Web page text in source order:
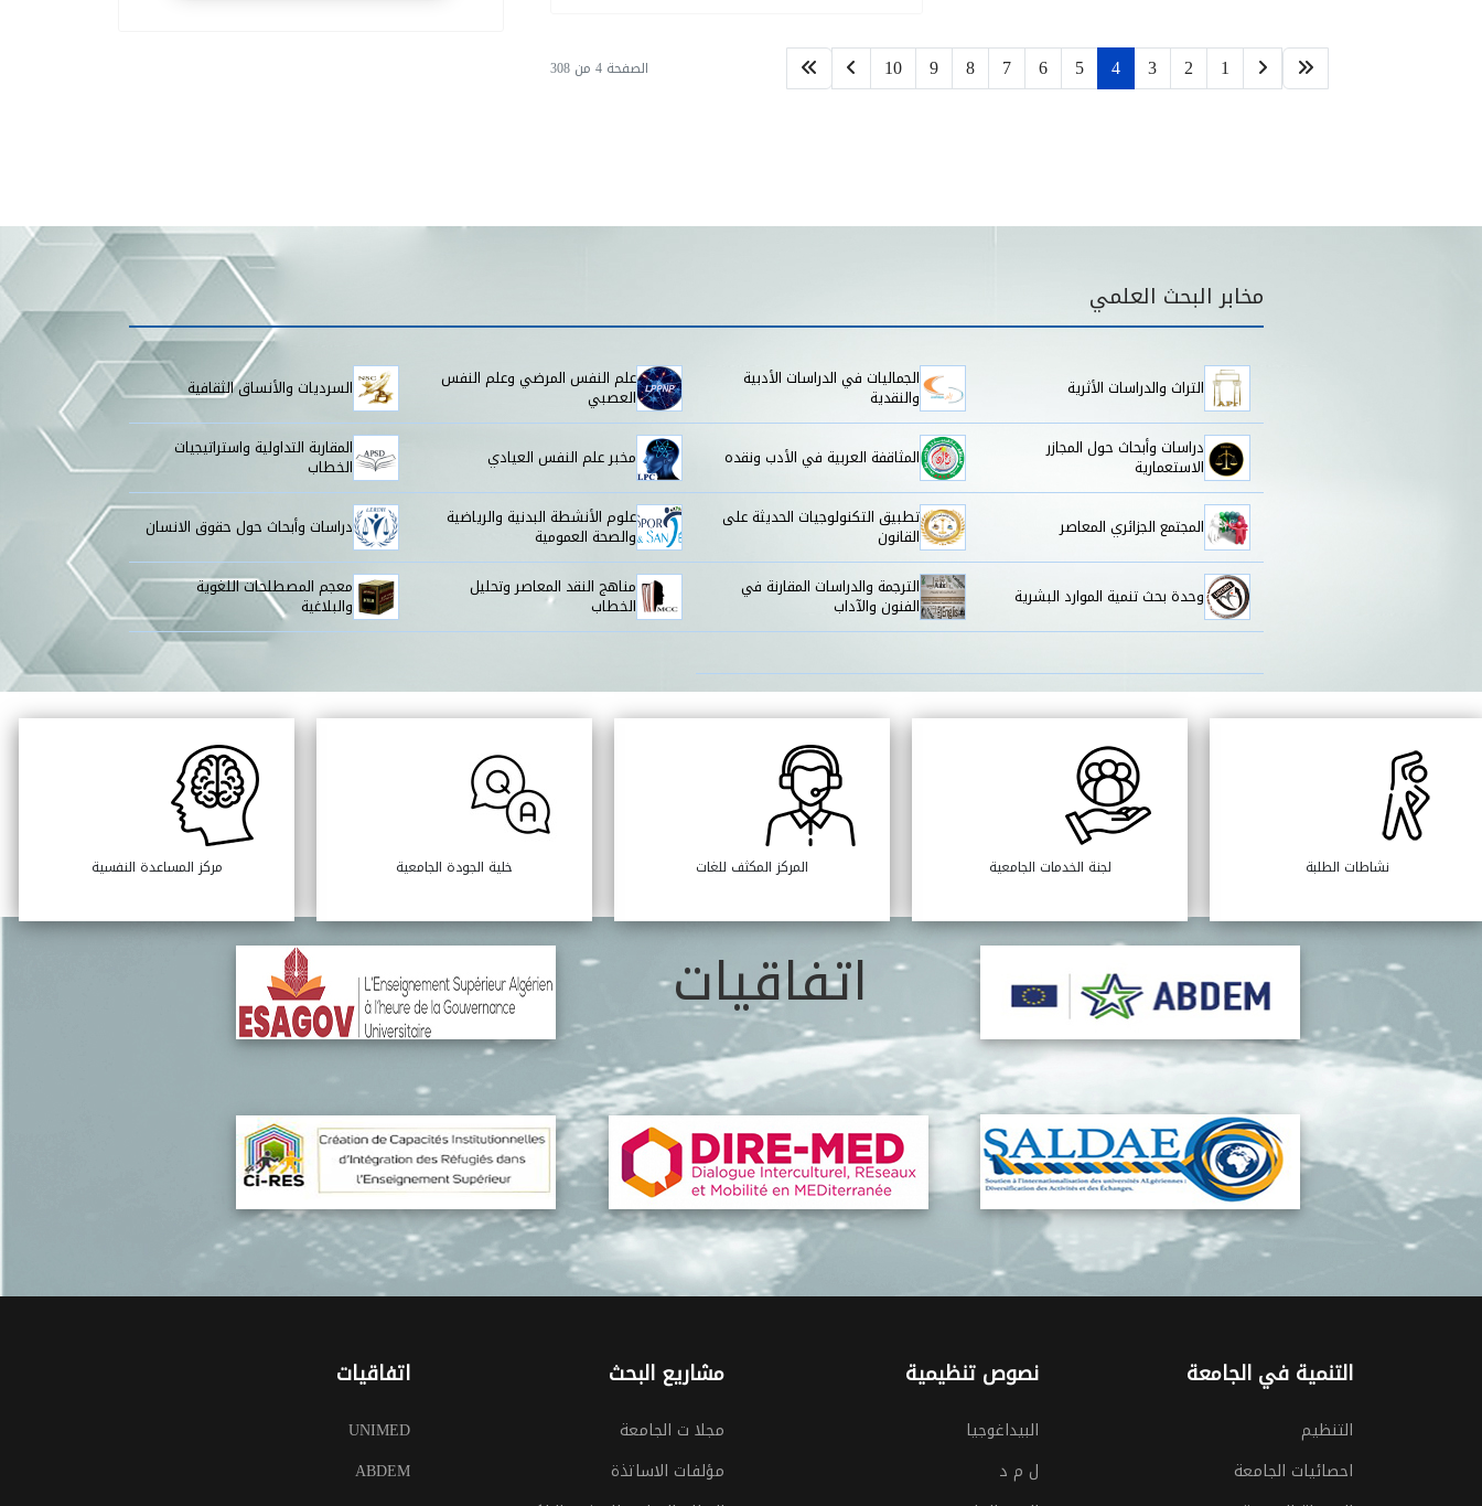
1
2
3
4
5
6
7
8
9
10 الصفحة 4 من 308
قائمة مخابر البحث
مخابر البحث العلمي
التراث والدراسات الأثرية الجماليات في الدراسات الأدبية
والنقدية
علم النفس المرضي وعلم النفس
العصبي السرديات والأنساق الثقافية
دراسات وأبحاث حول المجازر
الاستعمارية المثاقفة العربية في الأدب ونقده مخبر علم النفس العيادي المقاربة التداولية واستراتيجيات
الخطاب
المجتمع الجزائري المعاصر تطبيق التكنولوجيات الحديثة على
القانون
علوم الأنشطة البدنية والرياضية
والصحة العمومية دراسات وأبحاث حول حقوق الانسان
وحدة بحث تنمية الموارد البشرية الترجمة والدراسات المقارنة في
الفنون والآداب
مناهج النقد المعاصر وتحليل
الخطاب
معجم المصطلحات اللغوية
والبلاغية
نشاطات الطلبة لجنة الخدمات الجامعية المركز المكثف للغات خلية الجودة الجامعية مركز المساعدة النفسية
اتفاقيات
التنمية في الجامعة
التنظيم
احصائيات الجامعة
نصوص تنظيمية
البيداغوجيا
ل م د
مشاريع البحث
مجلا ت الجامعة
مؤلفات الاساتذة
اتفاقيات
UNIMED
ABDEM